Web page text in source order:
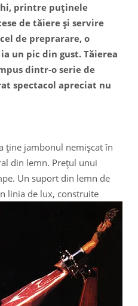
printre puţinele
de tăiere şi servire
de preprarare, o
un pic din gust. Tăierea
dintr-o serie de
spectacol apreciat nu
ţine jambonul nemişcat în
din lemn. Preţul unui
Un suport din lemn de
linia de lux, construite